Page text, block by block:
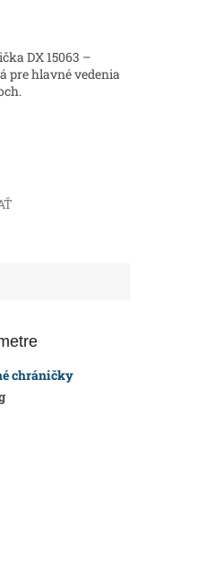
DX 15063 –
pre hlavné vedenia
chráničky